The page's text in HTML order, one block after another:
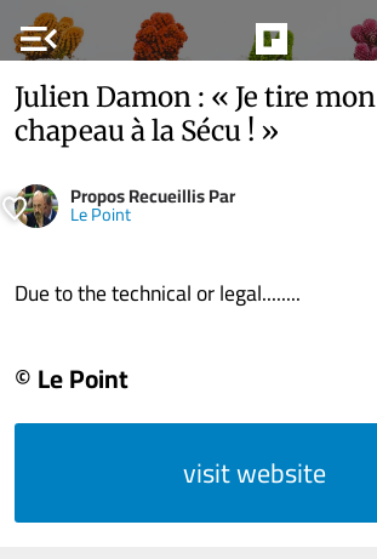
menu_open
Julien Damon : « Je tire mon
chapeau à la Sécu ! »
Propos Recueillis Par
Le Point
Due to the technical or legal........
© Le Point
visit website